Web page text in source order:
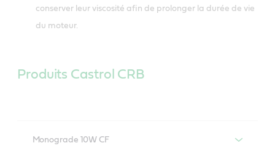
conserver leur viscosité afin de prolonger la durée de vie
du moteur.
Produits Castrol CRB
Monograde 10W CF